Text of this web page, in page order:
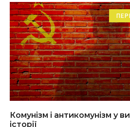
Комунізм і антикомунізм у
історії